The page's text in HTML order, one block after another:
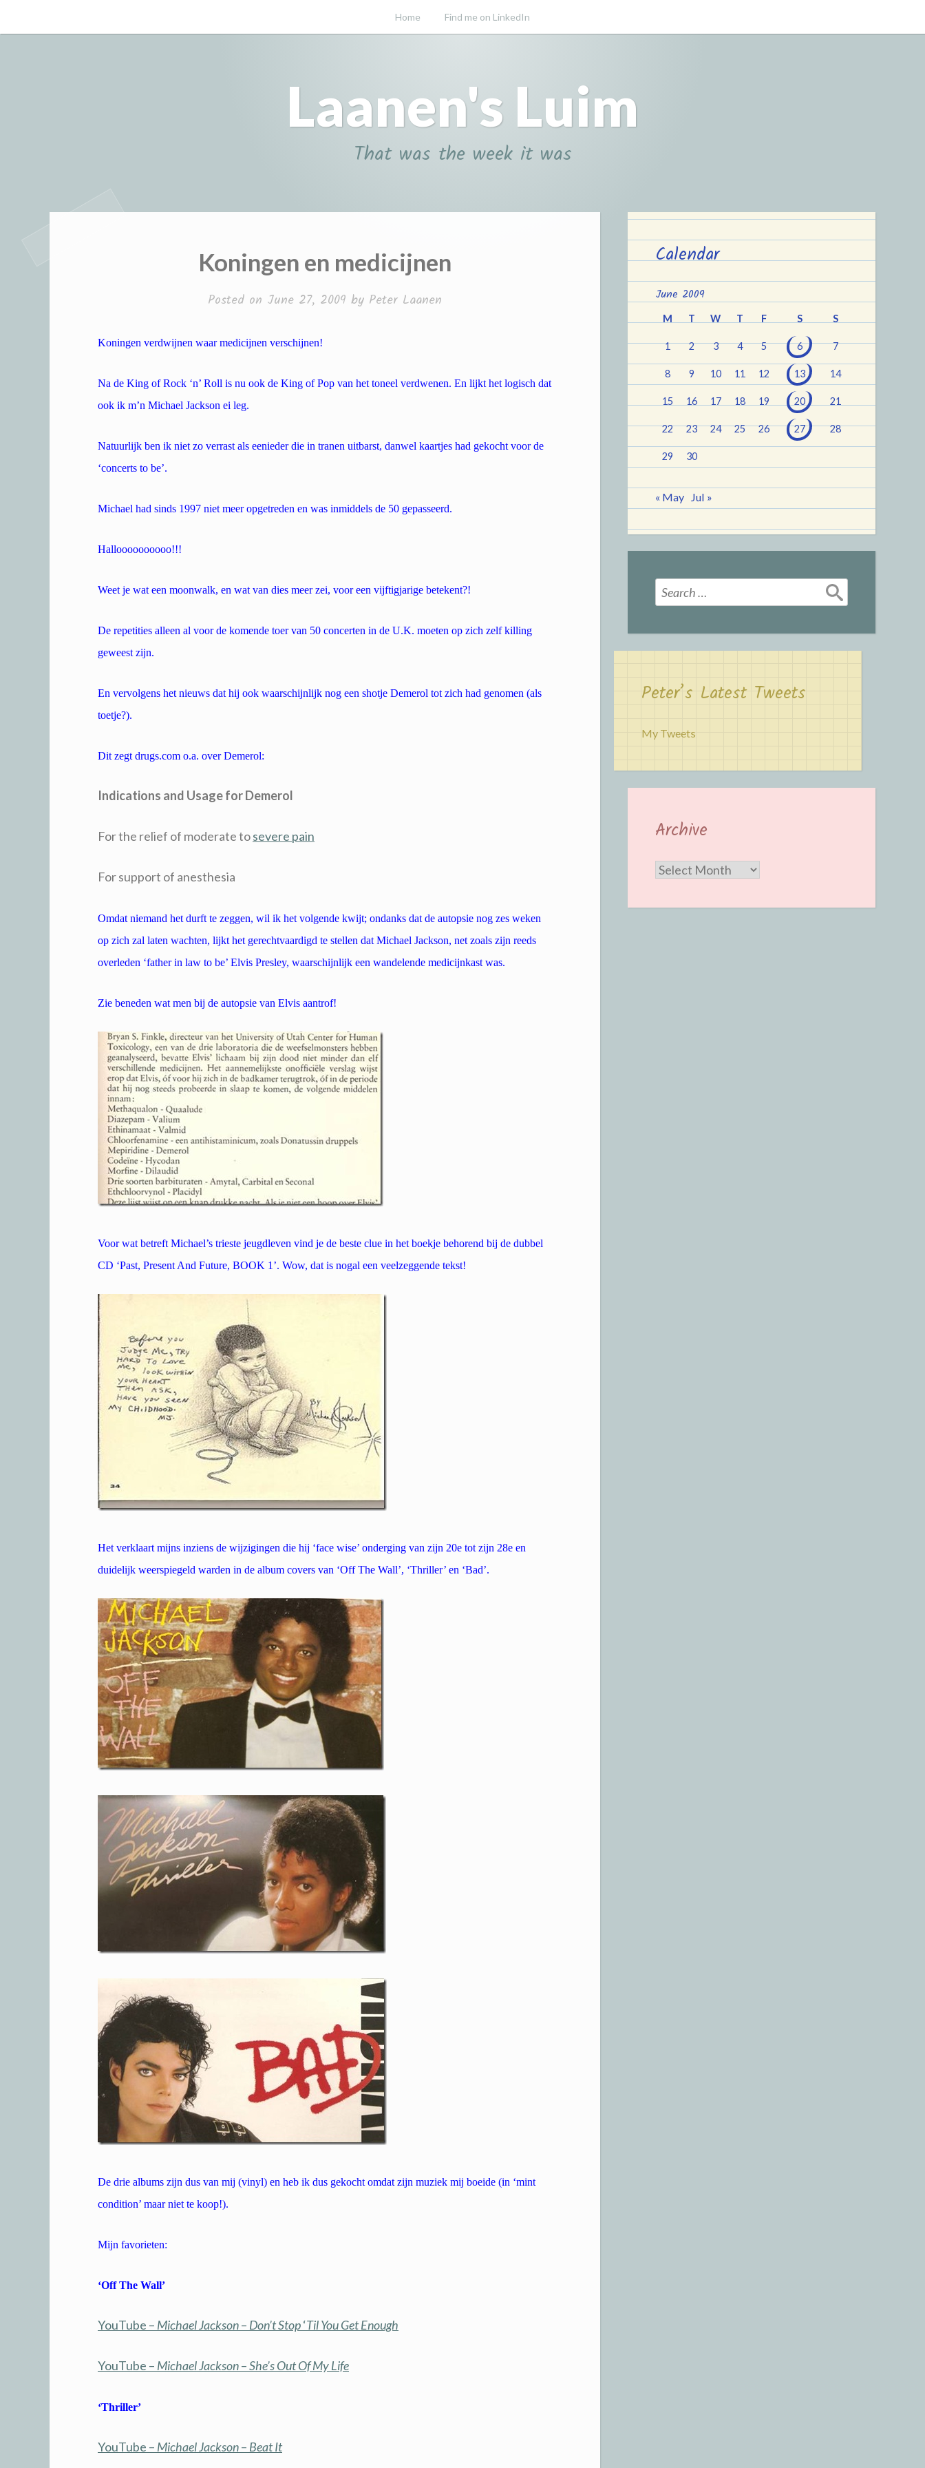
to
Home Find me on LinkedIn
Laanen's Luim
That was the week it was
Koningen en medicijnen
Posted on June 27, 2009 by Peter Laanen
Koningen verdwijnen waar medicijnen verschijnen!
Na de King of Rock ‘n’ Roll is nu ook de King of Pop van het toneel verdwenen. En lijkt het logisch dat
ook ik m’n Michael Jackson ei leg.
Natuurlijk ben ik niet zo verrast als eenieder die in tranen uitbarst, danwel kaartjes had gekocht voor de
‘concerts to be’.
Michael had sinds 1997 niet meer opgetreden en was inmiddels de 50 gepasseerd.
Halloooooooooo!!!
Weet je wat een moonwalk, en wat van dies meer zei, voor een vijftigjarige betekent?!
De repetities alleen al voor de komende toer van 50 concerten in de U.K. moeten op zich zelf killing
geweest zijn.
En vervolgens het nieuws dat hij ook waarschijnlijk nog een shotje Demerol tot zich had genomen (als
toetje?).
Dit zegt drugs.com o.a. over Demerol:
Indications and Usage for Demerol
For the relief of moderate tosevere pain
For support of anesthesia
Omdat niemand het durft te zeggen, wil ik het volgende kwijt; ondanks dat de autopsie nog zes weken
op zich zal laten wachten, lijkt het gerechtvaardigd te stellen dat Michael Jackson, net zoals zijn reeds
overleden ‘father in law to be’ Elvis Presley, waarschijnlijk een wandelende medicijnkast was.
Zie beneden wat men bij de autopsie van Elvis aantrof!
Voor wat betreft Michael’s trieste jeugdleven vind je de beste clue in het boekje behorend bij de dubbel
CD ‘Past, Present And Future, BOOK 1’. Wow, dat is nogal een veelzeggende tekst!
Het verklaart mijns inziens de wijzigingen die hij ‘face wise’ onderging van zijn 20e tot zijn 28e en
duidelijk weerspiegeld warden in de album covers van ‘Off The Wall’, ‘Thriller’ en ‘Bad’.
De drie albums zijn dus van mij (vinyl) en heb ik dus gekocht omdat zijn muziek mij boeide (in ‘mint
condition’ maar niet te koop!).
Mijn favorieten:
‘Off The Wall’
YouTube – Michael Jackson– Don’t Stop‘Til You Get Enough
YouTube – Michael Jackson–She’s Out Of My Life
‘Thriller’
YouTube – Michael Jackson– Beat It
Calendar
June 2009
M T W T F S S
1 2 3 4 5 6 7
8 9 10 11 12 13 14
15 16 17 18 19 20 21
22 23 24 25 26 27 28
29 30
« May Jul »
Search
for:
Peter’s Latest Tweets
My Tweets
Archive
Archive